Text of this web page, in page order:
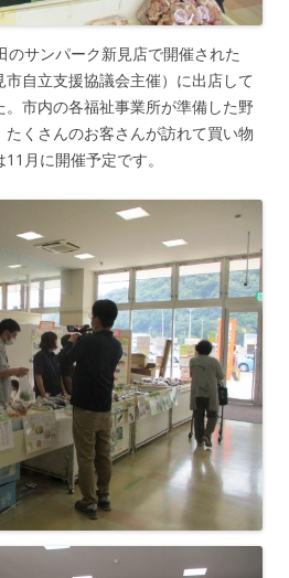
サンパーク新見店で開催された
市自立支援協議会主催）に出店して
市内の各福祉事業所が準備した野
くさんのお客さんが訪れて買い物
月に開催予定です。